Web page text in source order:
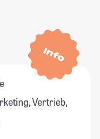
Info
Vertrieb,